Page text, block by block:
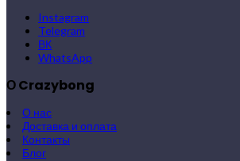
Instagram
Telegram
ВК
WhatsApp
О Crazybong
О нас
Доставка и оплата
Контакты
Блог